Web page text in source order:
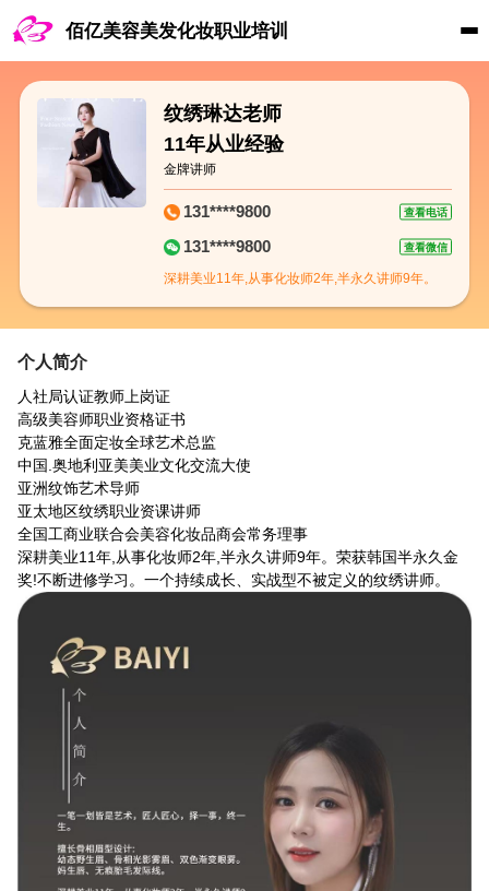
佰亿美容美发化妆职业培训
纹绣琳达老师
11年从业经验
金牌讲师
131****9800 查看电话
131****9800 查看微信
深耕美业11年,从事化妆师2年,半永久讲师9年。
个人简介
人社局认证教师上岗证
高级美容师职业资格证书
克蓝雅全面定妆全球艺术总监
中国.奥地利亚美美业文化交流大使
亚洲纹饰艺术导师
亚太地区纹绣职业资课讲师
全国工商业联合会美容化妆品商会常务理事
深耕美业11年,从事化妆师2年,半永久讲师9年。荣获韩国半永久金
奖!不断进修学习。一个持续成长、实战型不被定义的纹绣讲师。